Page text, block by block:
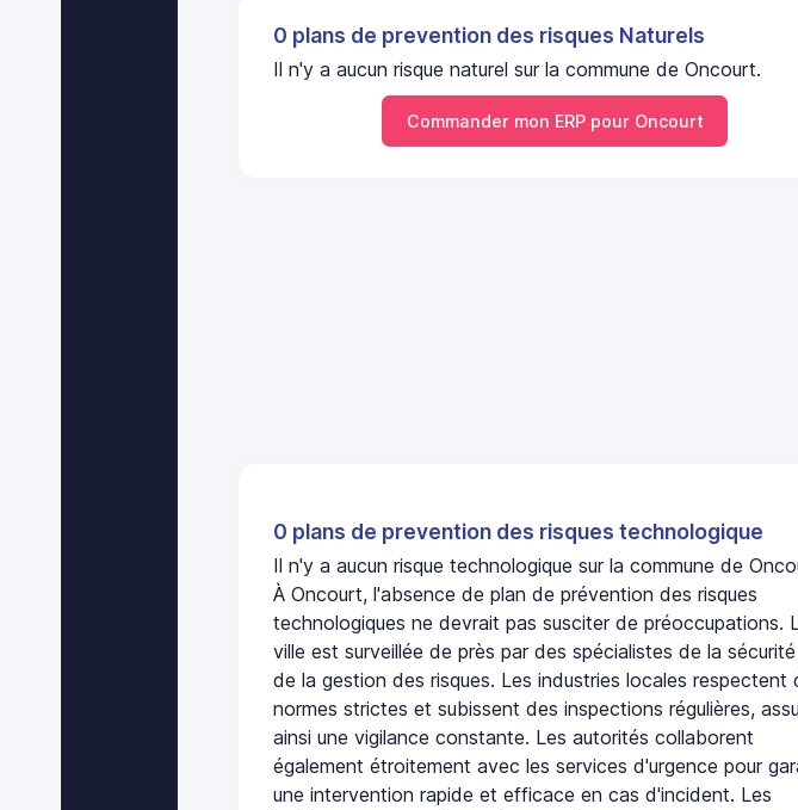
0 plans de prevention des risques Naturels
Il n'y a aucun risque naturel sur la commune de Oncourt.
Commander mon ERP pour Oncourt
0 plans de prevention des risques technologique
Il n'y a aucun risque technologique sur la commune de
À Oncourt, l'absence de plan de prévention des risques
technologiques ne devrait pas susciter de préoccupations.
ville est surveillée de près par des spécialistes de la
de la gestion des risques. Les industries locales respectent
normes strictes et subissent des inspections régulières,
ainsi une vigilance constante. Les autorités collaborent
également étroitement avec les services d'urgence pour
une intervention rapide et efficace en cas d'incident. Les